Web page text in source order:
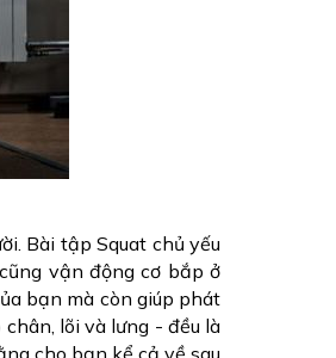
Bài tập Squat chủ yếu
vận động cơ bắp ở
bạn mà còn giúp phát
lõi và lưng - đều là